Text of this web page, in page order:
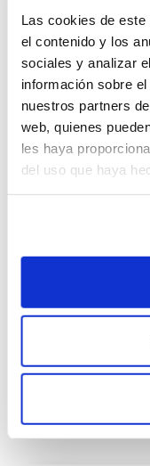
Las cookies de
el contenido y los
sociales y analizar
información sobre
nuestros partners
web, quienes
les haya
del uso que haya
Juan (2022-03-12)
Coche perfecto para
práctico que se
recomiendo para
obtenida de la
efectos informativos
Otras